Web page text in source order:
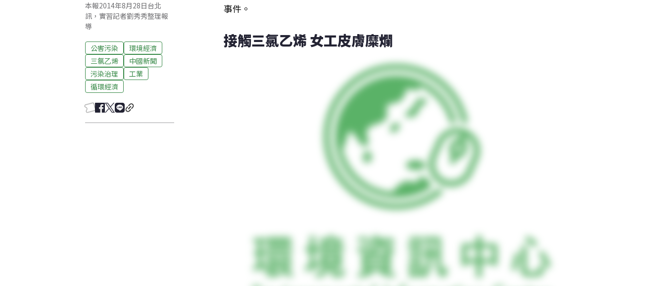
本報2014年8月28日台北
訊，實習記者劉秀秀整理報
導
公害污染
環境經濟
三氯乙烯
中國新聞
污染治理
工業
循環經濟
事件。
接觸三氯乙烯 女工皮膚糜爛